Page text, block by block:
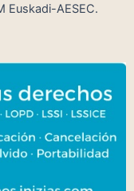
Euskadi-AESEC.